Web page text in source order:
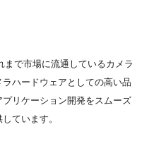
まで市場に流通しているカメラ
ハードウェアとしての高い品
リケーション開発をスムーズ
ています。